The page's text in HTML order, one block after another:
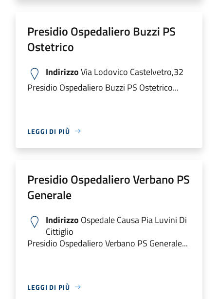
Presidio Ospedaliero Buzzi PS
Ostetrico
IndirizzoVia Lodovico Castelvetro,32
Presidio Ospedaliero Buzzi PS Ostetrico...
LEGGI DI PIÙ
Presidio Ospedaliero Verbano PS
Generale
Indirizzo Ospedale Causa Pia Luvini Di
Cittiglio
Presidio Ospedaliero Verbano PS Generale...
LEGGI DI PIÙ